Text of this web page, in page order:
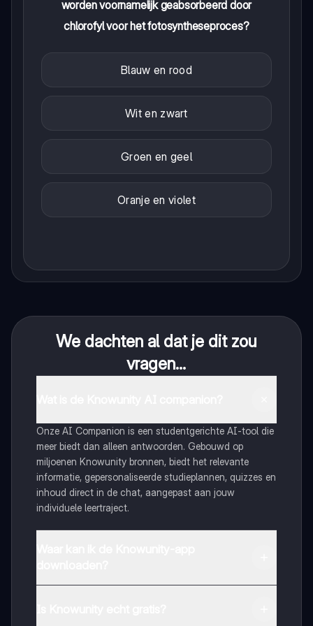
worden voornamelijk geabsorbeerd door
chlorofyl voor het fotosyntheseproces?
Blauw en rood
Wit en zwart
Groen en geel
Oranje en violet
We dachten al dat je dit zou
vragen...
Onze AI Companion is een studentgerichte AI-tool die
meer biedt dan alleen antwoorden. Gebouwd op
miljoenen Knowunity bronnen, biedt het relevante
informatie, gepersonaliseerde studieplannen, quizzes en
inhoud direct in de chat, aangepast aan jouw
individuele leertraject.